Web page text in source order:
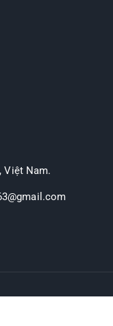
Việt Nam.